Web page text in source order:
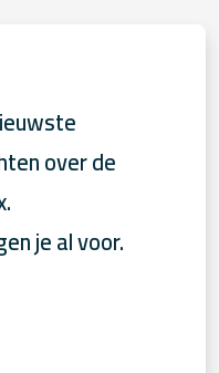
over de
je al voor.